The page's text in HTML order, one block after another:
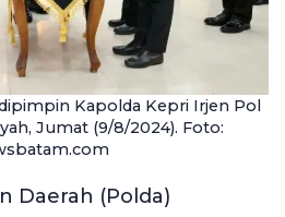
Kapolda Kepri Irjen Pol
Jumat (9/8/2024). Foto:
Daerah (Polda)